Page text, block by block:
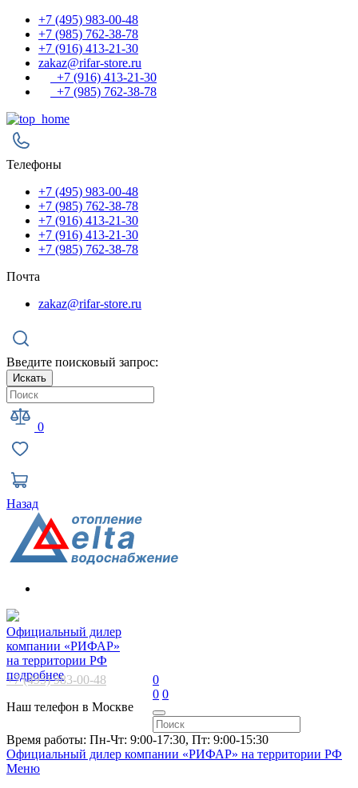
+7 (495) 983-00-48
+7 (985) 762-38-78
+7 (916) 413-21-30
zakaz@rifar-store.ru
+7 (916) 413-21-30
+7 (985) 762-38-78
Телефоны
+7 (495) 983-00-48
+7 (985) 762-38-78
+7 (916) 413-21-30
+7 (916) 413-21-30
+7 (985) 762-38-78
Почта
zakaz@rifar-store.ru
Введите поисковый запрос:
Искать
0
Назад
Официальный дилер
компании «РИФАР»
на территории РФ
подробнее
+7 (495) 983-00-48
Наш телефон в Москве
0
0 0
Время работы: Пн-Чт: 9:00-17:30, Пт: 9:00-15:30
Официальный дилер компании «РИФАР» на территории РФ
Меню